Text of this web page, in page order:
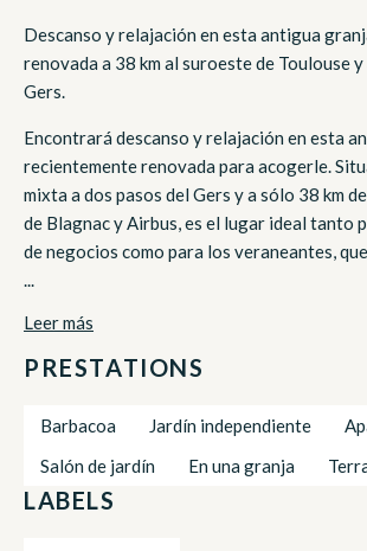
Descanso y relajación en esta antigua
renovada a 38 km al suroeste de Toulouse
Gers.
Encontrará descanso y relajación en esta
recientemente renovada para acogerle.
mixta a dos pasos del Gers y a sólo 38 km
de Blagnac y Airbus, es el lugar ideal tanto
de negocios como para los veraneantes,
Leer más
PRESTATIONS
Barbacoa Jardín independiente
Salón de jardín
En una granja
LABELS